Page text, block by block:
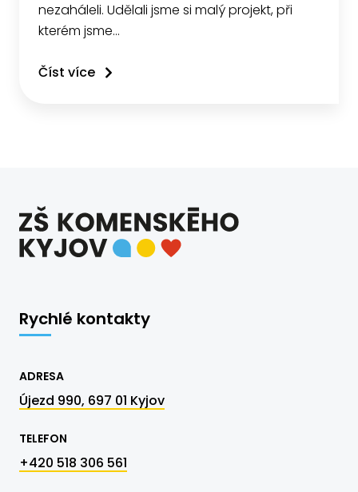
nezaháleli. Udělali jsme si malý projekt, při
kterém jsme…
Číst více
Rychlé kontakty
ADRESA
Újezd 990, 697 01 Kyjov
TELEFON
+420 518 306 561